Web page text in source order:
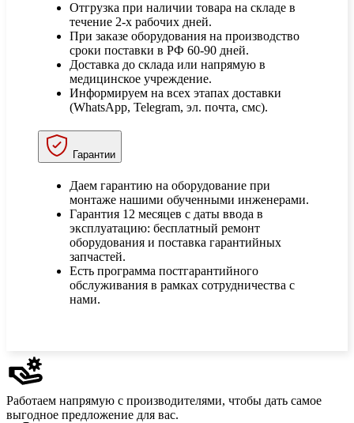
Отгрузка при наличии товара на складе в
течение 2-х рабочих дней.
При заказе оборудования на производство
сроки поставки в РФ 60-90 дней.
Доставка до склада или напрямую в
медицинское учреждение.
Информируем на всех этапах доставки
(WhatsApp, Telegram, эл. почта, смс).
Гарантии
Даем гарантию на оборудование при
монтаже нашими обученными инженерами.
Гарантия 12 месяцев с даты ввода в
эксплуатацию: бесплатный ремонт
оборудования и поставка гарантийных
запчастей.
Есть программа постгарантийного
обслуживания в рамках сотрудничества с
нами.
Работаем напрямую с производителями, чтобы дать самое
выгодное предложение для вас.